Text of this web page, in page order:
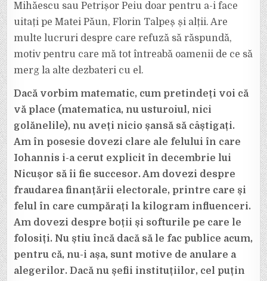
Mihăescu sau Petrișor Peiu doar pentru a-i face
uitați pe Matei Păun, Florin Talpeș și alții. Are
multe lucruri despre care refuză să răspundă,
motiv pentru care mă tot întreabă oamenii de ce să
merg la alte dezbateri cu el.
Dacă vorbim matematic, cum pretindeți voi că
vă place (matematica, nu usturoiul, nici
golănelile), nu aveți nicio șansă să câștigați.
Am în posesie dovezi clare ale felului în care
Iohannis i-a cerut explicit în decembrie lui
Nicușor să îi fie succesor. Am dovezi despre
fraudarea finanțării electorale, printre care și
felul în care cumpărați la kilogram influenceri.
Am dovezi despre boții și softurile pe care le
folosiți. Nu știu încă dacă să le fac publice acum,
pentru că, nu-i așa, sunt motive de anulare a
alegerilor. Dacă nu șefii instituțiilor, cel puțin